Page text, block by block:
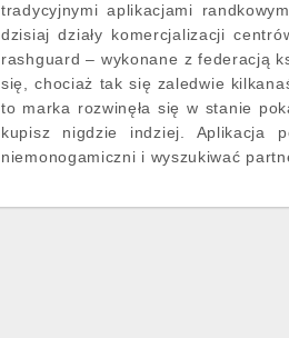
tradycyjnymi aplikacjami
dzisiaj działy komercjalizacji
rashguard – wykonane z federacją
się, chociaż tak się zaledwie
to marka rozwinęła się w stanie
kupisz nigdzie indziej. Aplikacja
niemonogamiczni i wyszukiwać